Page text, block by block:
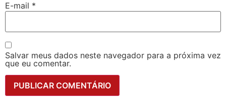
E-mail *
Salvar meus dados neste navegador para a próxima vez
que eu comentar.